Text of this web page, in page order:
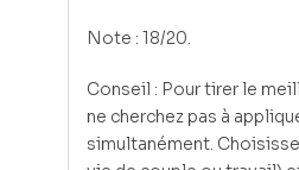
Note : 18/20.
Conseil : Pour tirer le
ne cherchez pas à
simultanément.